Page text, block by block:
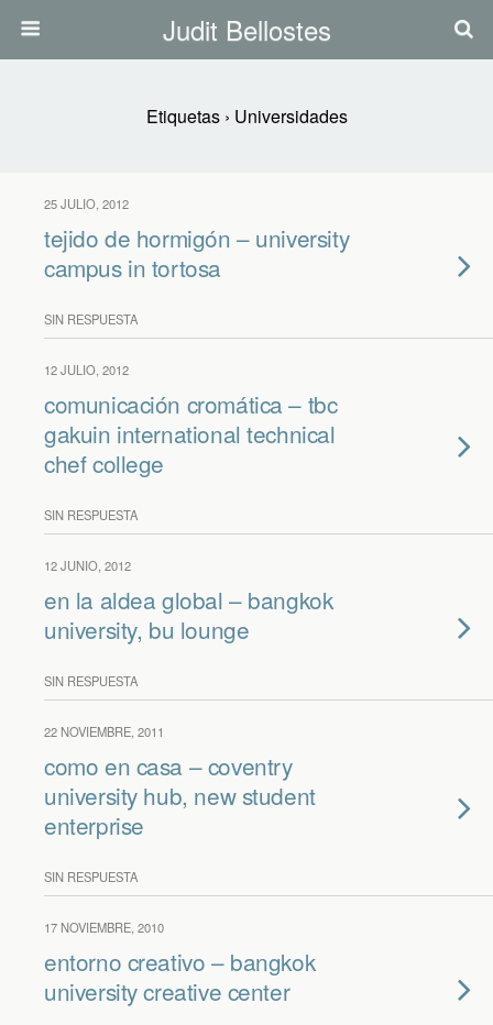
Judit Bellostes
Etiquetas › Universidades
25 JULIO, 2012
tejido de hormigón – university
campus in tortosa
SIN RESPUESTA
12 JULIO, 2012
comunicación cromática – tbc
gakuin international technical
chef college
SIN RESPUESTA
12 JUNIO, 2012
en la aldea global – bangkok
university, bu lounge
SIN RESPUESTA
22 NOVIEMBRE, 2011
como en casa – coventry
university hub, new student
enterprise
SIN RESPUESTA
17 NOVIEMBRE, 2010
entorno creativo – bangkok
university creative center